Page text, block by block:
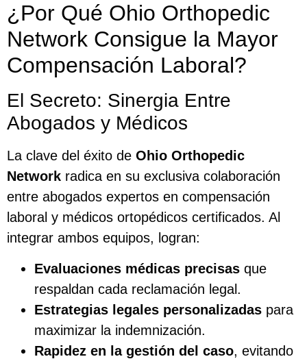
¿Por Qué Ohio Orthopedic
Network Consigue la Mayor
Compensación Laboral?
El Secreto: Sinergia Entre
Abogados y Médicos
La clave del éxito de Ohio Orthopedic
Network radica en su exclusiva colaboración
entre abogados expertos en compensación
laboral y médicos ortopédicos certificados. Al
integrar ambos equipos, logran:
Evaluaciones médicas precisas que
respaldan cada reclamación legal.
Estrategias legales personalizadas para
maximizar la indemnización.
Rapidez en la gestión del caso, evitando